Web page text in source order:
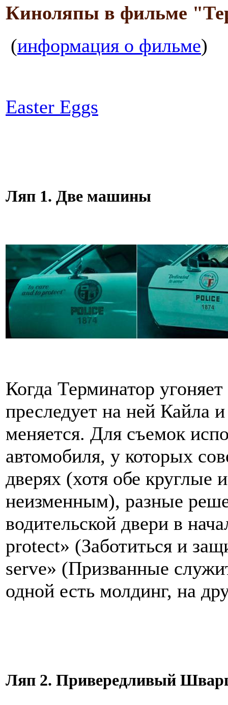
Киноляпы в фильме
(информация о фильме)
Easter Eggs
Ляп 1. Две машины
Когда Терминатор
преследует на ней Кайла
меняется. Для съемок
автомобиля, у которых
дверях (хотя обе круглые
неизменным), разные
водительской двери в
protect» (Заботиться и
serve» (Призванные
одной есть молдинг, на
Ляп 2. Привередливый